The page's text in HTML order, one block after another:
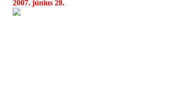
2007. június 28.